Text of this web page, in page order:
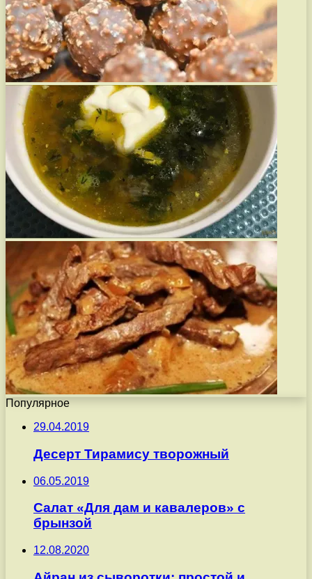
Популярное
29.04.2019
Десерт Тирамису творожный
06.05.2019
Салат «Для дам и кавалеров» с
брынзой
12.08.2020